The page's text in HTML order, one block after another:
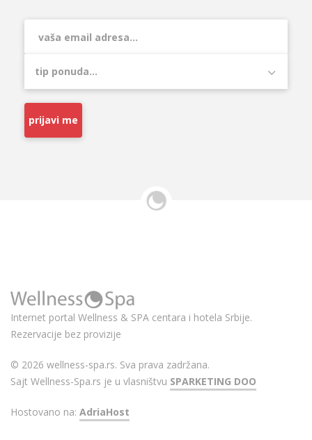
prijavi me
Internet portal Wellness & SPA centara i hotela Srbije.
Rezervacije bez provizije
© 2026 wellness-spa.rs. Sva prava zadržana.
Sajt Wellness-Spa.rs je u vlasništvu SPARKETING DOO
Hostovano na: AdriaHost